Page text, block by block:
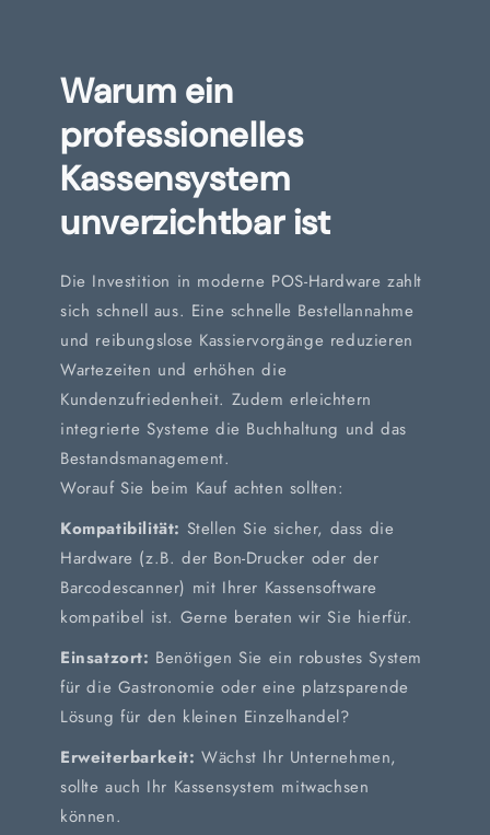
Warum ein
professionelles
Kassensystem
unverzichtbar ist
Die Investition in moderne POS-Hardware zahlt
sich schnell aus. Eine schnelle Bestellannahme
und reibungslose Kassiervorgänge reduzieren
Wartezeiten und erhöhen die
Kundenzufriedenheit. Zudem erleichtern
integrierte Systeme die Buchhaltung und das
Bestandsmanagement.
Worauf Sie beim Kauf achten sollten:
Kompatibilität: Stellen Sie sicher, dass die
Hardware (z.B. der Bon-Drucker oder der
Barcodescanner) mit Ihrer Kassensoftware
kompatibel ist. Gerne beraten wir Sie hierfür.
Einsatzort: Benötigen Sie ein robustes System
für die Gastronomie oder eine platzsparende
Lösung für den kleinen Einzelhandel?
Erweiterbarkeit: Wächst Ihr Unternehmen,
sollte auch Ihr Kassensystem mitwachsen
können.